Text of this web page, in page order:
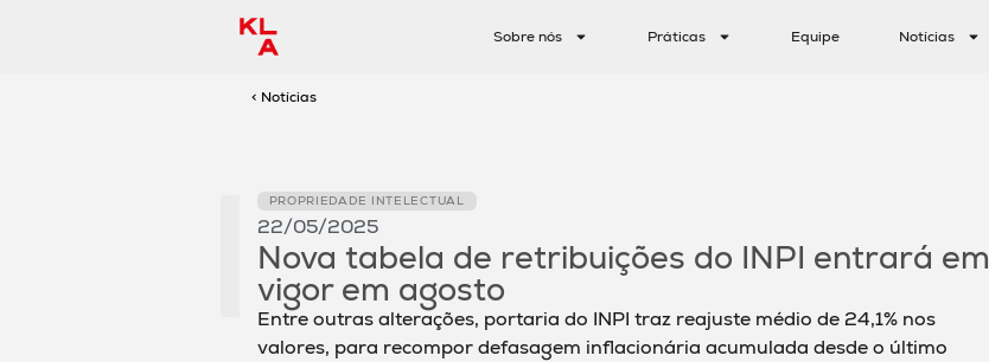
Sobre nós Práticas Equipe Notícias
< Notícias
PROPRIEDADE INTELECTUAL
22/05/2025
Nova tabela de retribuições do INPI entrará em
vigor em agosto
Entre outras alterações, portaria do INPI traz reajuste médio de 24,1% nos
valores, para recompor defasagem inflacionária acumulada desde o último